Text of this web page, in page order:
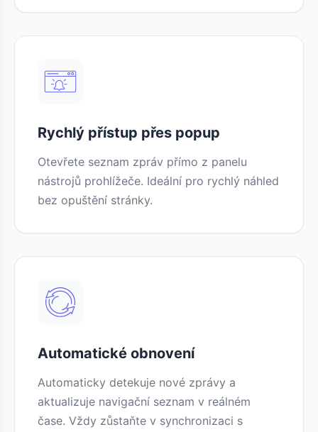
Rychlý přístup přes popup
Otevřete seznam zpráv přímo z panelu
nástrojů prohlížeče. Ideální pro rychlý náhled
bez opuštění stránky.
Automatické obnovení
Automaticky detekuje nové zprávy a
aktualizuje navigační seznam v reálném
čase. Vždy zůstaňte v synchronizaci s